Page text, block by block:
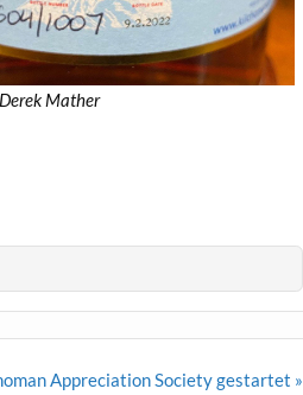
Mather
Appreciation Society gestartet »